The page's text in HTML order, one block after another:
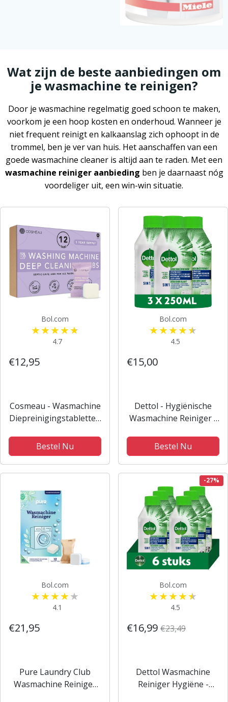
Wat zijn de beste aanbiedingen om
je wasmachine te reinigen?
Door je wasmachine regelmatig goed schoon te maken,
voorkom je een hoop kosten en onderhoud. Wanneer je
niet frequent reinigt en kalkaanslag zich ophoopt in de
trommel, ben je ver van huis. Het aanschaffen van een
goede wasmachine cleaner is altijd aan te raden. Met een
wasmachine reiniger aanbieding ben je daarnaast nóg
voordeliger uit, een win-win situatie.
Bol.com
4.7
€12,95
Cosmeau - Wasmachine
Diepreinigingstabletten
Bestel Nu
Bol.com
4.5
€15,00
Dettol - Hygiënische
Wasmachine Reiniger -
Bestel Nu
Bol.com
4.1
€21,95
Pure Laundry Club
Wasmachine Reiniger
-27%
Bol.com
4.5
€16,99 €23,49
Dettol Wasmachine
Reiniger Hygiëne -